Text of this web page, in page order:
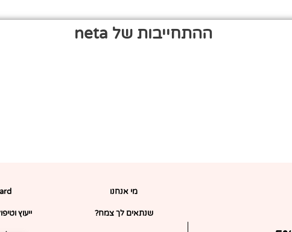
ההתחייבות של neta
מי אנחנו
שנתאים לך צמח? ייעוץ